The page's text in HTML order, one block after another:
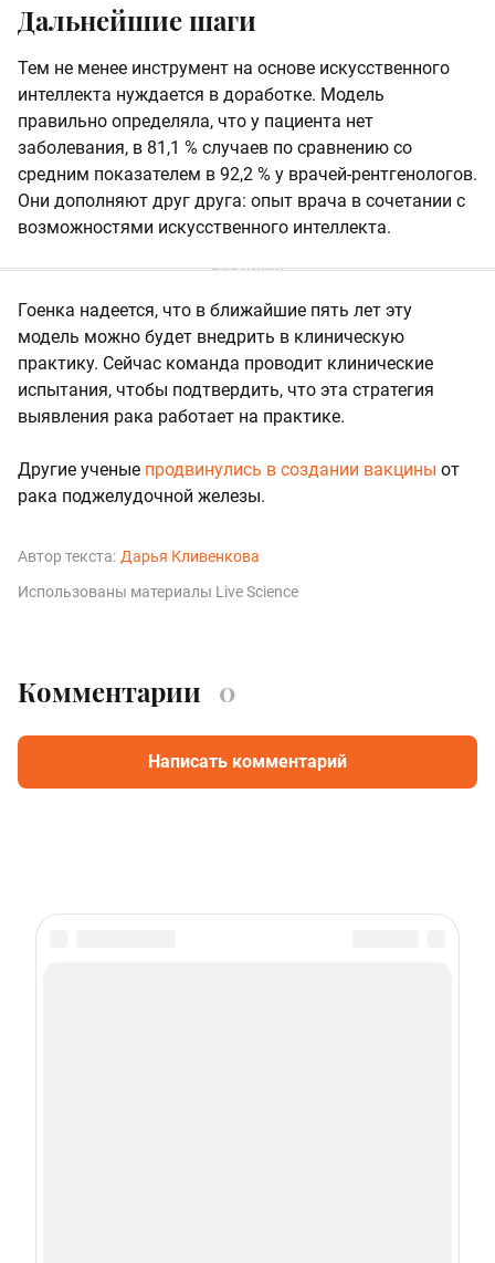
Дальнейшие шаги
Тем не менее инструмент на основе искусственного
интеллекта нуждается в доработке. Модель
правильно определяла, что у пациента нет
заболевания, в 81,1 % случаев по сравнению со
средним показателем в 92,2 % у врачей-рентгенологов.
Они дополняют друг друга: опыт врача в сочетании с
возможностями искусственного интеллекта.
Гоенка надеется, что в ближайшие пять лет эту
модель можно будет внедрить в клиническую
практику. Сейчас команда проводит клинические
испытания, чтобы подтвердить, что эта стратегия
выявления рака работает на практике.
Другие ученые продвинулись в создании вакцины от
рака поджелудочной железы.
Автор текста: Дарья Кливенкова
Использованы материалы Live Science
Комментарии 0
Написать комментарий